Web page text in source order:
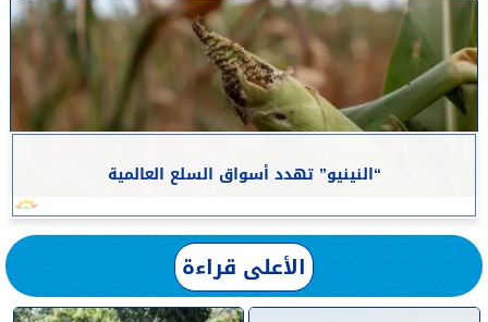
“النينيو” تهدد أسواق السلع العالمية
الأعلى قراءة